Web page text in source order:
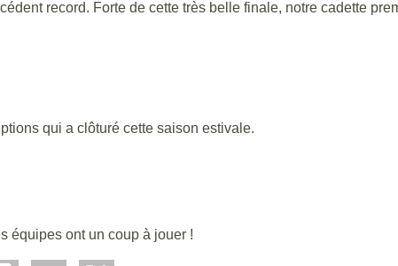
record. Forte de cette très belle finale, notre cadette
qui a clôturé cette saison estivale.
équipes ont un coup à jouer !